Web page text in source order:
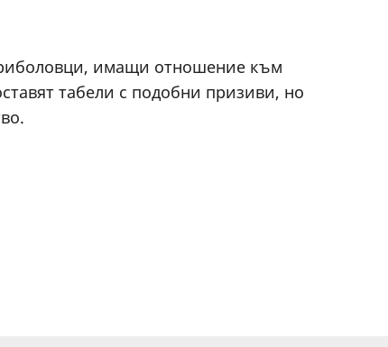
имащи отношение към
табели с подобни призиви, но